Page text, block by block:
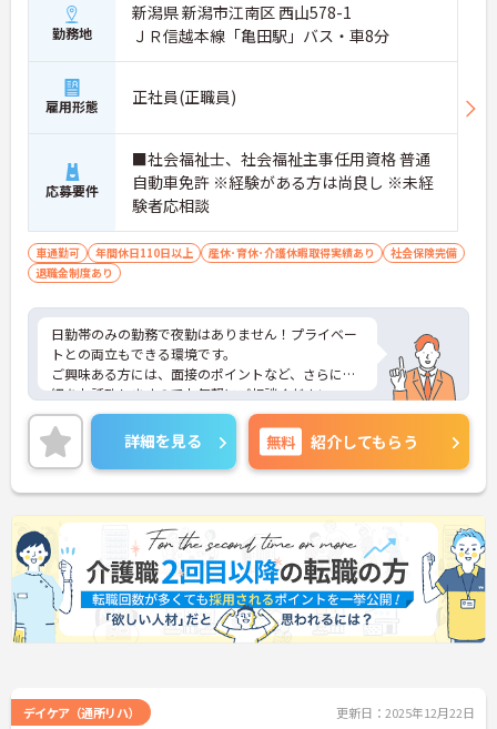
勤務地
新潟県 新潟市江南区 西山578-1
ＪＲ信越本線「亀田駅」バス・車8分
雇用形態 正社員(正職員)
応募要件
■社会福祉士、社会福祉主事任用資格 普通
自動車免許 ※経験がある方は尚良し ※未経
験者応相談
車通勤可 年間休日110日以上 産休･育休･介護休暇取得実績あり
社会保険完備
退職金制度あり
日勤帯のみの勤務で夜勤はありません！プライベー
トとの両立もできる環境です。
ご興味ある方には、面接のポイントなど、さらに詳
細をお話致しますのでお気軽にご相談ください。
詳細を見る 無料 紹介してもらう
デイケア（通所リハ） 更新日：2025年12月22日